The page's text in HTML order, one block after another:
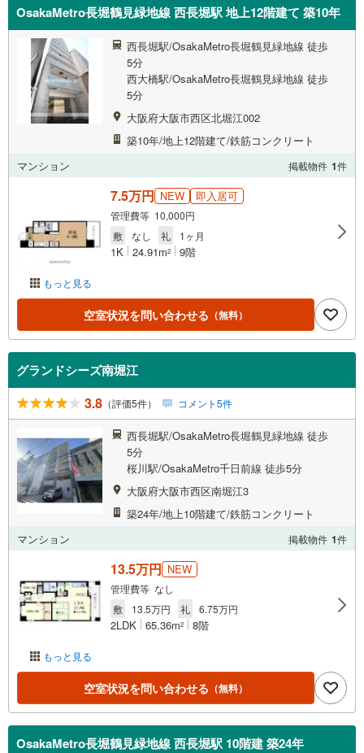
OsakaMetro長堀鶴見緑地線 西長堀駅 地上12階建て 築10年
西長堀駅/OsakaMetro長堀鶴見緑地線 徒歩
5分
西大橋駅/OsakaMetro長堀鶴見緑地線 徒歩
5分
大阪府大阪市西区北堀江002
築10年/地上12階建て/鉄筋コンクリート
マンション
掲載物件 1件
もっと見る
7.5万円 NEW 即入居可
管理費等 10,000円
敷
なし 礼 1ヶ月
1K 24.91m2 9階
空室状況を問い合わせる （無料）
グランドシーズ南堀江
3.8 （評価5件） コメント5件
西長堀駅/OsakaMetro長堀鶴見緑地線 徒歩
5分
桜川駅/OsakaMetro千日前線 徒歩5分
大阪府大阪市西区南堀江3
築24年/地上10階建て/鉄筋コンクリート
マンション
掲載物件 1件
もっと見る
13.5万円 NEW
管理費等 なし
敷
13.5万円 礼 6.75万円
2LDK 65.36m2 8階
空室状況を問い合わせる （無料）
OsakaMetro長堀鶴見緑地線 西長堀駅 10階建 築24年